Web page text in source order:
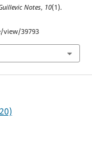
Notes, 10(1).
39793